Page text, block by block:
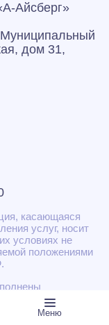
дом 31,
касающаяся
услуг, носит
условиях не
положениями
Меню